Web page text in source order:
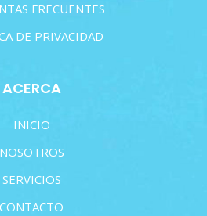
FRECUENTES
DE PRIVACIDAD
ACERCA
INICIO
NOSOTROS
SERVICIOS
CONTACTO